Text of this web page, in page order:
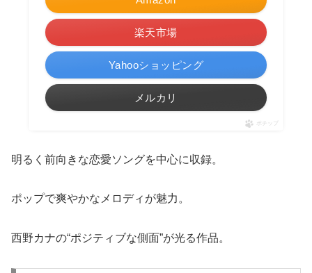
楽天市場
Yahooショッピング
メルカリ
ポチップ
明るく前向きな恋愛ソングを中心に収録。
ポップで爽やかなメロディが魅力。
西野カナの“ポジティブな側面”が光る作品。